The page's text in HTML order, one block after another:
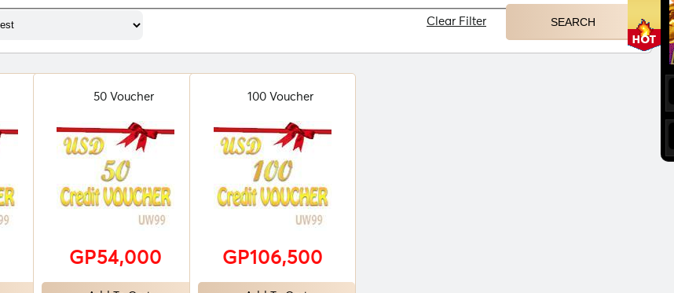
Clear Filter
50 Voucher
GP54,000
100 Voucher
GP106,500